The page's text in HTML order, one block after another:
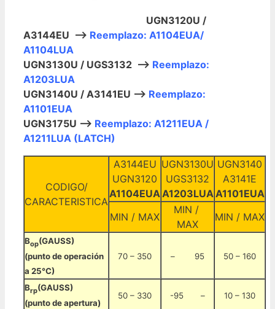
UGN3120U /
A3144EU –> Reemplazo: A1104EUA/
A1104LUA
UGN3130U / UGS3132 –> Reemplazo:
A1203LUA
UGN3140U / A3141EU –> Reemplazo:
A1101EUA
UGN3175U –> Reemplazo: A1211EUA /
A1211LUA (LATCH)
CODIGO/
CARACTERISTICA
A3144EU
UGN3120
A1104EUA
UGN3130U
UGS3132
A1203LUA
UGN3140
A3141E
A1101EUA
MIN / MAX
MIN /
MAX
MIN / MAX
Bop(GAUSS)
(punto de operación
a 25°C)
70 – 350 – 95 50 – 160
Brp(GAUSS)
(punto de apertura)
50 – 330 -95 – 10 – 130